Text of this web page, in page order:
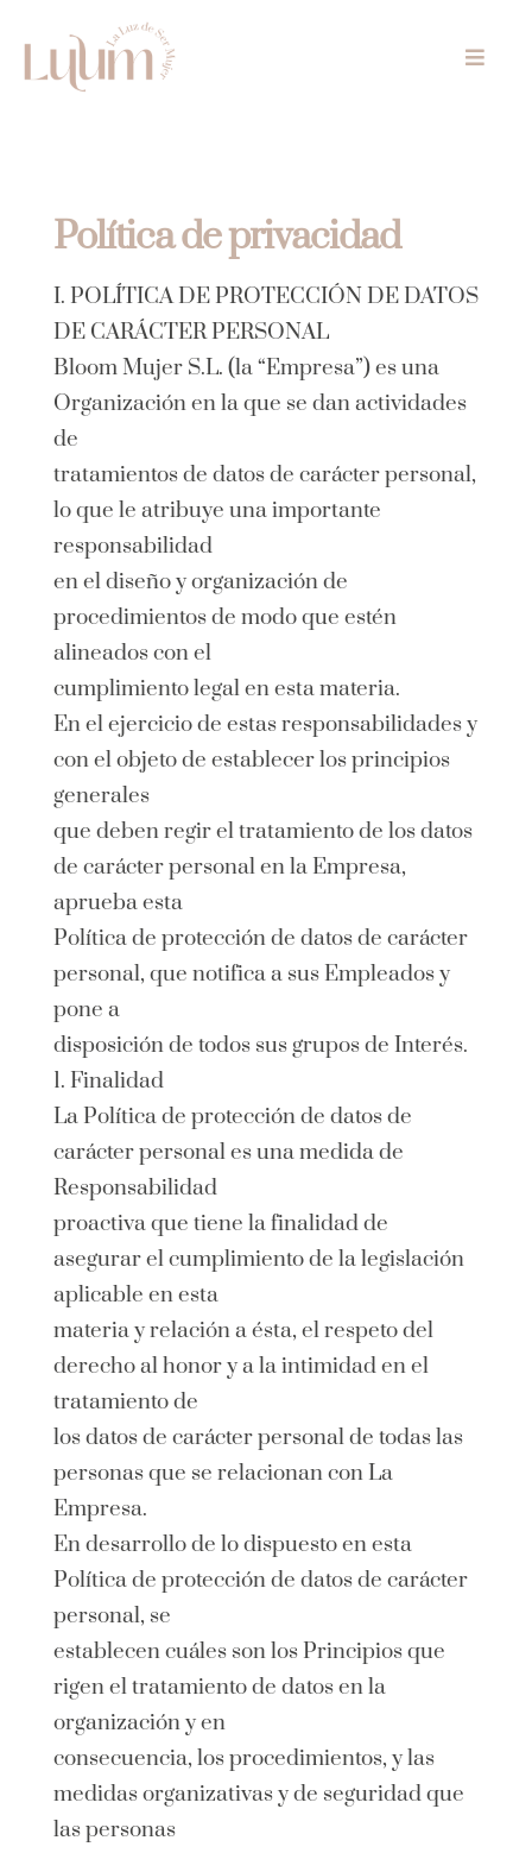
content
Toggle
Tarifas
Conócenos
Regala
Contacto
Política de privacidad
I. POLÍTICA DE PROTECCIÓN DE DATOS
DE CARÁCTER PERSONAL
Bloom Mujer S.L. (la “Empresa”) es una
Organización en la que se dan actividades
de
tratamientos de datos de carácter personal,
lo que le atribuye una importante
responsabilidad
en el diseño y organización de
procedimientos de modo que estén
alineados con el
cumplimiento legal en esta materia.
En el ejercicio de estas responsabilidades y
con el objeto de establecer los principios
generales
que deben regir el tratamiento de los datos
de carácter personal en la Empresa,
aprueba esta
Política de protección de datos de carácter
personal, que notifica a sus Empleados y
pone a
disposición de todos sus grupos de Interés.
1. Finalidad
La Política de protección de datos de
carácter personal es una medida de
Responsabilidad
proactiva que tiene la finalidad de
asegurar el cumplimiento de la legislación
aplicable en esta
materia y relación a ésta, el respeto del
derecho al honor y a la intimidad en el
tratamiento de
los datos de carácter personal de todas las
personas que se relacionan con La
Empresa.
En desarrollo de lo dispuesto en esta
Política de protección de datos de carácter
personal, se
establecen cuáles son los Principios que
rigen el tratamiento de datos en la
organización y en
consecuencia, los procedimientos, y las
medidas organizativas y de seguridad que
las personas